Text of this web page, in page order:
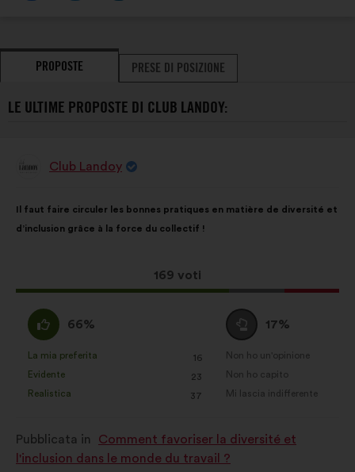
PROPOSTE PRESE DI POSIZIONE
LE ULTIME PROPOSTE DI CLUB LANDOY:
PropostaClub Landoy
della
mia
Il faut faire circuler les bonnes pratiques en matière de diversité et
d’inclusion grâce à la force du collectif !
Questa
proposta
169 voti
ripartiti:
Sono
d'accordo
:
66%
qualificata
come:
La mia preferita
: 16
volte
Evidente
: 23
volte
Realistica
: 37
volte
Voto
neutrale
:
17%
qualificata
come:
Non ho un'opinione
:volte
Non ho capito
:volte
Mi lascia indifferente
:volte
Pubblicata in
Comment favoriser la diversité et
l'inclusion dans le monde du travail ?